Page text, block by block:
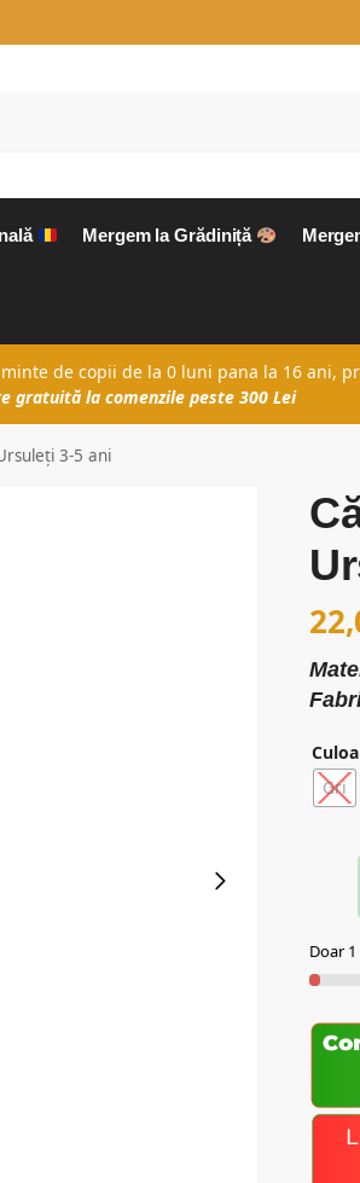
Mergem la Grădiniță
de copii de la 0 luni pana la 16 ani,
gratuită la comenzile peste 300 Lei
3-5 ani
Gri
Doar